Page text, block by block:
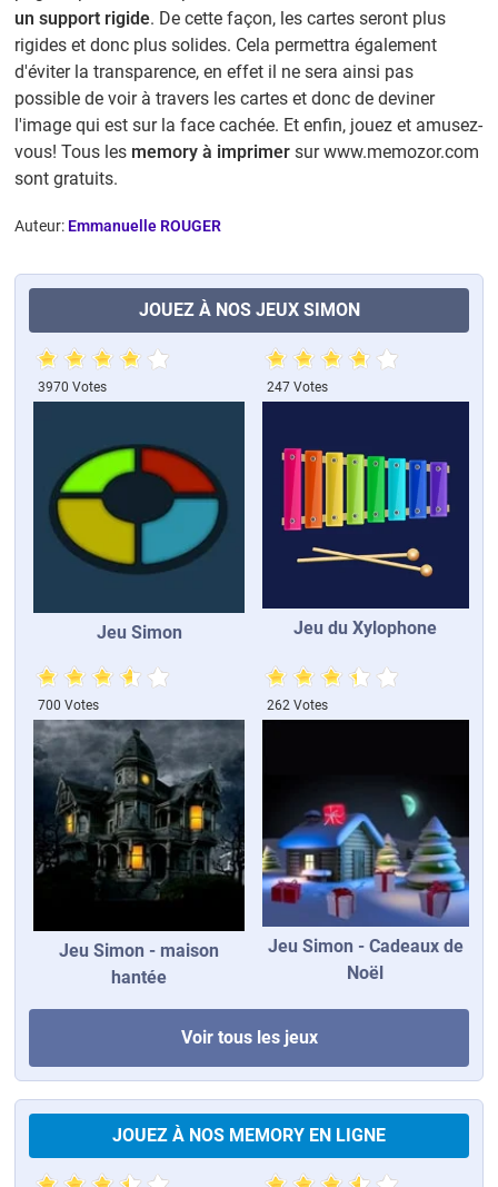
un support rigide. De cette façon, les cartes seront plus
rigides et donc plus solides. Cela permettra également
d'éviter la transparence, en effet il ne sera ainsi pas
possible de voir à travers les cartes et donc de deviner
l'image qui est sur la face cachée. Et enfin, jouez et amusez-
vous! Tous les memory à imprimer sur www.memozor.com
sont gratuits.
Auteur: Emmanuelle ROUGER
JOUEZ À NOS JEUX SIMON
3970 Votes
Jeu Simon
247 Votes
Jeu du Xylophone
700 Votes
Jeu Simon - maison
hantée
262 Votes
Jeu Simon - Cadeaux de
Noël
Voir tous les jeux
JOUEZ À NOS MEMORY EN LIGNE